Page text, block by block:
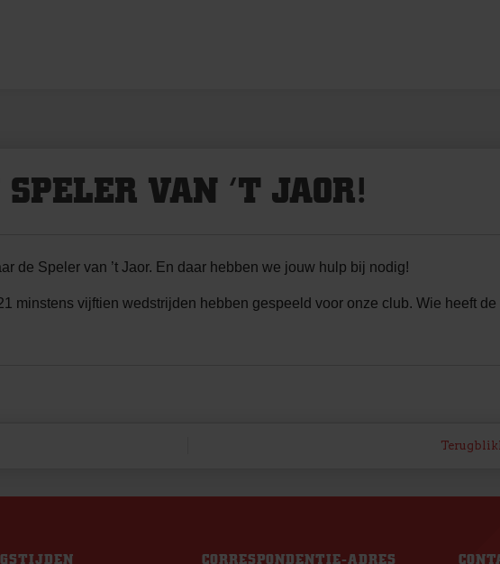
VAN ’T JAOR!
de Speler van ’t Jaor. En daar hebben we jouw hulp bij nodig!
minstens vijftien wedstrijden hebben gespeeld voor onze club. Wie heeft
CORRESPONDENTIE-ADRES